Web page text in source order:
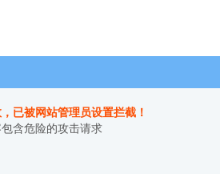
已被网站管理员设置拦截！
含危险的攻击请求